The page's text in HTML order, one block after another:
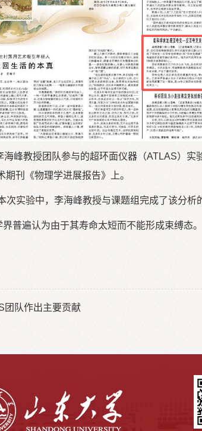
海峰教授团队参与的超环面仪器（ATLAS）
刊《物理学进展报告》上。
次实验中，李海峰教授与课题组完成了该分
普遍认为由于其寿命太短而不能形成束缚态
团队作出主要贡献